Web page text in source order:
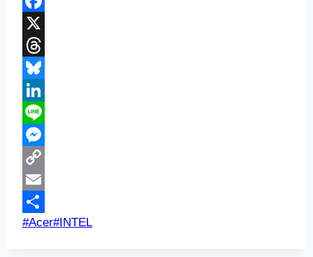
Translate
Facebook
X
Threads
Bluesky
LinkedIn
Line
Messenger
Copy
Link
Email
Share
Post
#Acer#INTEL